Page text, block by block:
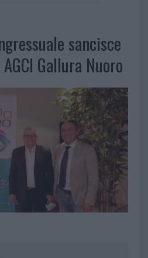
sancisce
Gallura Nuoro